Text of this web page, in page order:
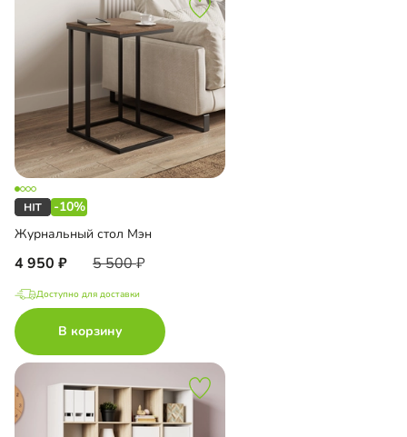
-10%
Журнальный стол Мэн
4 950 5 500
Доступно для доставки
В корзину